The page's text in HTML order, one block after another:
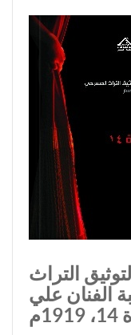
التراث
الفنان علي